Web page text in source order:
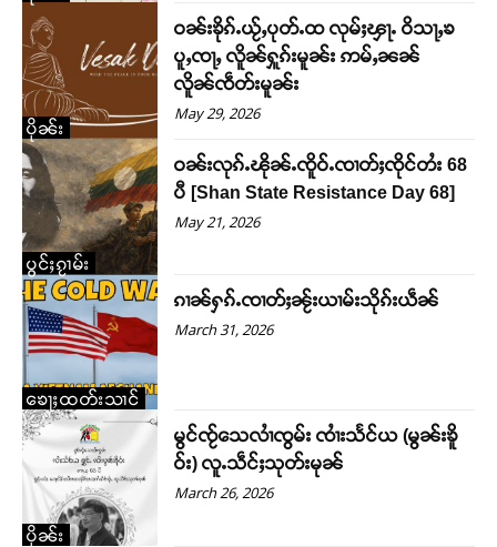
ပိုၼ်း
ဝၼ်းၶိုၵ်ႉယႂ်ႇပုတ်ႉထ လုမ်ႈၾႃႉ ဝိသႃႇၶ
ပူႇၸႃႇ လိူၼ်ႁူၵ်းမူၼ်း ဢမ်ႇၼၼ်
လိူၼ်ၸဵတ်းမူၼ်း
May 29, 2026
ပွင်ႈၵႂၢမ်း
ဝၼ်းလုၵ်ႉၽိုၼ်ႉၸိူဝ်ႉၸၢတ်ႈၸိုင်တႆး 68
ပီ [Shan State Resistance Day 68]
May 21, 2026
ၶေႃႈထတ်းသၢင်
ၵၢၼ်ႁၵ်ႉၸၢတ်ႈၼႂ်းယၢမ်းသိုၵ်းယဵၼ်
March 31, 2026
ပိုၼ်း
မွင်ၸႂ်သေလၢႆၸွမ်း ၸၢႆးသႅင်ယ (မွၼ်းၶိူ
ဝ်း) လူႉသဵင်ႈသုတ်းမုၼ်
March 26, 2026